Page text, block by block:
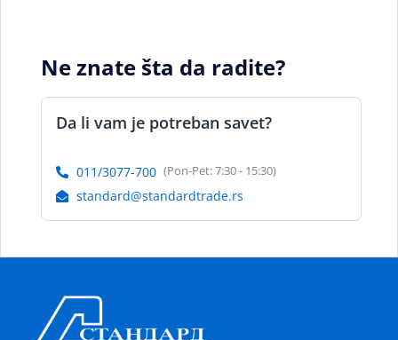
Ne znate šta da radite?
Da li vam je potreban savet?
011/3077-700 (Pon-Pet: 7:30 - 15:30)
standard@standardtrade.rs